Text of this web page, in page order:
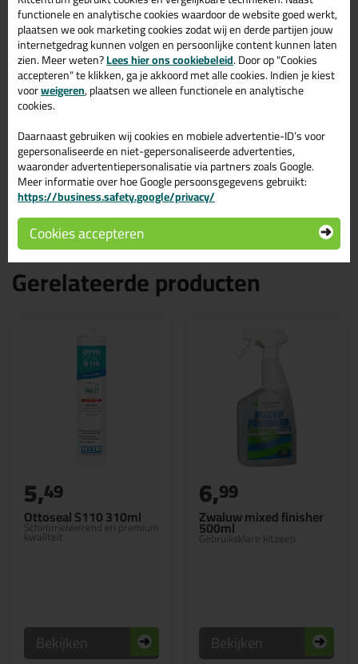
vandaag nog! Op voorraad en op werkdagen besteld = morgen in
huis.
Wil je meer weten over de toepassing en kenmerken van dit
product?Lees alles over dit product >
Tips & tricks voor Zwaluw Silicone
BB + sanitary 310ml
In de volgende blogs wordt dit product gebruikt:
Heb ik een primer nodig voor mijn Zwaluw of Den Braven
kit?
Zuurvrije siliconenkit, wat is dat?
Gerelateerde producten
Ottoseal S110 310ml
Schimmelwerend en premium
kwaliteit
5,49
Bekijken
Zwaluw mixed finisher
500ml
Gebruiksklare kitzeep
6,99
Bekijken
functionele en analytische cookies waardoor de website goed werkt,
plaatsen we ook marketing cookies zodat wij en derde partijen jouw
internetgedrag kunnen volgen en persoonlijke content kunnen laten
zien. Meer weten?Lees hier ons cookiebeleid. Door op "Cookies
accepteren" te klikken, ga je akkoord met alle cookies. Indien je kiest
voorweigeren, plaatsen we alleen functionele en analytische
cookies.
Daarnaast gebruiken wij cookies en mobiele advertentie-ID’s voor
gepersonaliseerde en niet-gepersonaliseerde advertenties,
waaronder advertentiepersonalisatie via partners zoals Google.
Meer informatie over hoe Google persoonsgegevens gebruikt:
https://business.safety.google/privacy/
Cookies accepteren